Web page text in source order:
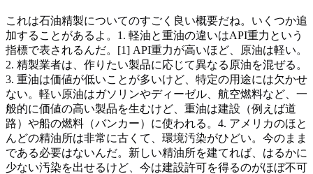
これは石油精製についてのすごく良い概要だね。いくつか追
加することがあるよ。1. 軽油と重油の違いはAPI重力という
指標で表されるんだ。[1] API重力が高いほど、原油は軽い。
2. 精製業者は、作りたい製品に応じて異なる原油を混ぜる。
3. 重油は価値が低いことが多いけど、特定の用途には欠かせ
ない。軽い原油はガソリンやディーゼル、航空燃料など、一
般的に価値の高い製品を生むけど、重油は建設（例えば道
路）や船の燃料（バンカー）に使われる。4. アメリカのほと
んどの精油所は非常に古くて、環境汚染がひどい。今のまま
である必要はないんだ。新しい精油所を建てれば、はるかに
少ない汚染を出せるけど、今は建設許可を得るのがほぼ不可